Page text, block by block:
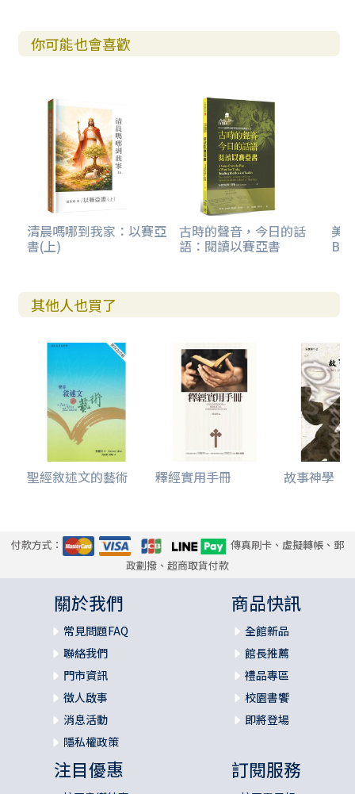
四 新天新地（六五17～25）
五 終極的抉擇（六六1～24）
3 終極的審判（六六14下～24）
參考書目
你可能也會喜歡
清晨嗎哪到我家：以賽亞
書(上)
古時的聲音，今日的話
語：閱讀以賽亞書
美
其他人也買了
聖經敘述文的藝術 釋經實用手冊 故事神學
付款方式：
傳真刷卡、虛擬轉帳、郵
政劃撥、超商取貨付款
關於我們
常見問題FAQ
聯絡我們
門市資訊
徵人啟事
消息活動
隱私權政策
商品快訊
全館新品
館長推薦
禮品專區
校園書饗
即將登場
注目優惠 訂閱服務